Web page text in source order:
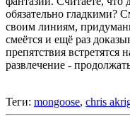
обязательно гладкими?
своим линиям,
смеётся и ещё раз
препятствия встретятся
развлечение -
Теги: mongoose, chris